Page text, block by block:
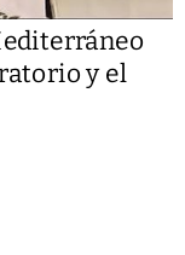
y el